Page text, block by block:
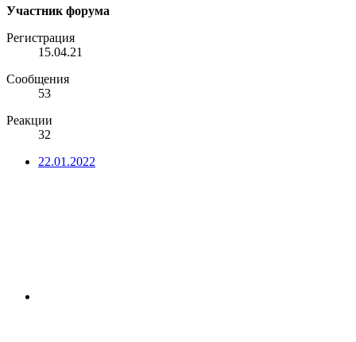
Участник форума
Регистрация
15.04.21
Сообщения
53
Реакции
32
22.01.2022